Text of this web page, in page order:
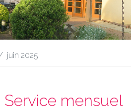
juin 2025
Service mensuel